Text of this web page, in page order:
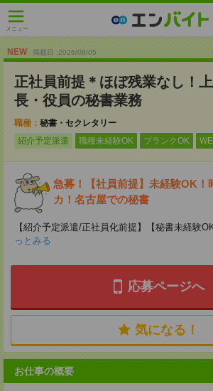
メニュー
NEW 掲載日 :2026/08/05
正社員前提＊ほぼ残業なし！
長・役員の秘書業務
職種： 秘書・セクレタリー
紹介予定派遣
職種未経験OK ブランクOK
急募！【社員前提】未経験OK！
カ！名古屋での秘書
【紹介予定派遣/正社員化前提】【秘書未経験
っとみる
応募ページへ
気になる！
お仕事の概要